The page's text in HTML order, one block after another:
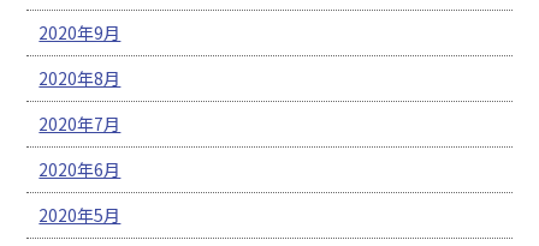
2020年9月
2020年8月
2020年7月
2020年6月
2020年5月